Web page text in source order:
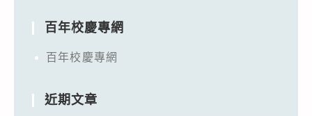
百年校慶專網
百年校慶專網
近期文章